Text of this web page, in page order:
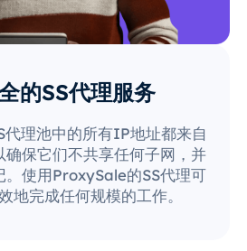
的SS代理服务
理池中的所有IP地址都来自
确保它们不共享任何子网，并
。使用ProxySale的SS代理可
地完成任何规模的工作。